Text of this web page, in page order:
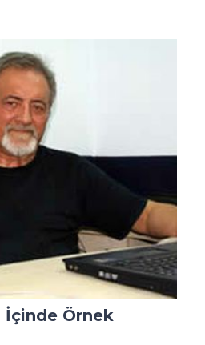
İçinde Örnek